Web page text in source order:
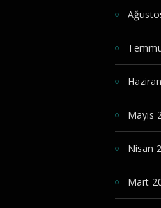
Mayıs
Nisan
Mart